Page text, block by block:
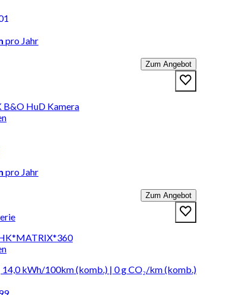
pro Jahr
Zum Angebot
B&O HuD Kamera
pro Jahr
Zum Angebot
14,0 kWh/100km (komb.) | 0 g CO₂/km (komb.)